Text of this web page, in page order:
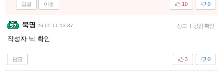
답글 이동 0
10
묵명 26-05-11 13:37 신고 | 공감 확인
작성자 닉 확인
답글 0
3